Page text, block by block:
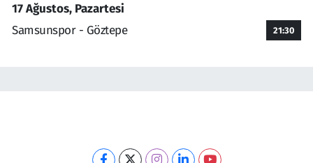
17 Ağustos, Pazartesi
Samsunspor - Göztepe
21:30